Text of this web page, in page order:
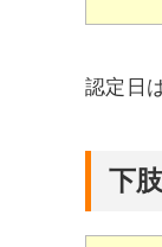
認定日
下